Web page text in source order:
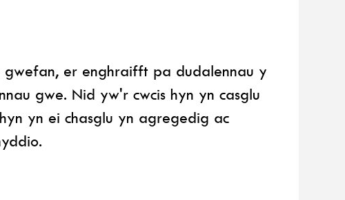
er enghraifft pa dudalennau y
gwe. Nid yw'r cwcis hyn yn casglu
yn ei chasglu yn agregedig ac